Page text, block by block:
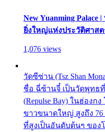
New Yuanming
ยิ่งใหญ่แห่งประวัติศาส
1,076 views
วัดซีซ่าน (Tsz Shan
ชื่อ ฉี่ซ้านจี๋ เป็นวัดพุทธ
(Repulse Bay) ในฮ่อง
ขาวขนาดใหญ่ สูงถึง 76
ที่สูงเป็นอันดับต้นๆ ของ